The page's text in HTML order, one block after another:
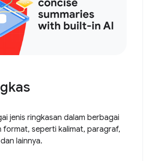
jenis ringkasan dalam berbagai
format, seperti kalimat, paragraf,
lainnya.